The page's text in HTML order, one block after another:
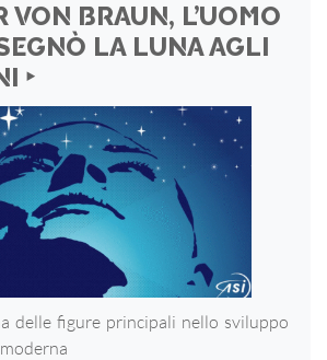
VON BRAUN, L’UOMO
LA LUNA AGLI
‣
delle figure principali nello sviluppo